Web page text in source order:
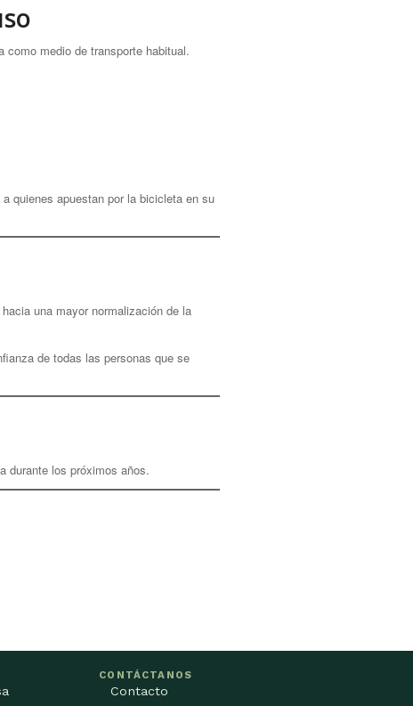
como medio de transporte habitual.
quienes apuestan por la bicicleta en su
una mayor normalización de la
de todas las personas que se
durante los próximos años.
CONTÁCTANOS
Contacto